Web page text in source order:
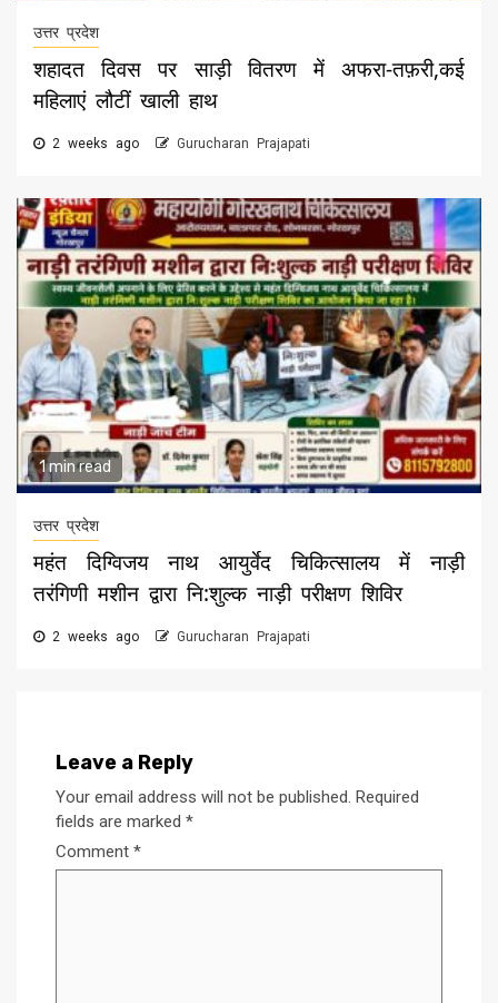
उत्तर प्रदेश
शहादत दिवस पर साड़ी वितरण में अफरा-तफ़री,कई
महिलाएं लौटीं खाली हाथ
2 weeks ago Gurucharan Prajapati
1 min read
उत्तर प्रदेश
महंत दिग्विजय नाथ आयुर्वेद चिकित्सालय में नाड़ी
तरंगिणी मशीन द्वारा नि:शुल्क नाड़ी परीक्षण शिविर
2 weeks ago Gurucharan Prajapati
Leave a Reply
Your email address will not be published. Required
fields are marked *
Comment *